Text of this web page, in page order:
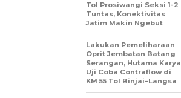
Tol Prosiwangi Seksi 1-2
Tuntas, Konektivitas
Jatim Makin Ngebut
Lakukan Pemeliharaan
Oprit Jembatan Batang
Serangan, Hutama Karya
Uji Coba Contraflow di
KM 55 Tol Binjai–Langsa